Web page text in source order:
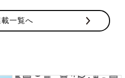
一覧へ